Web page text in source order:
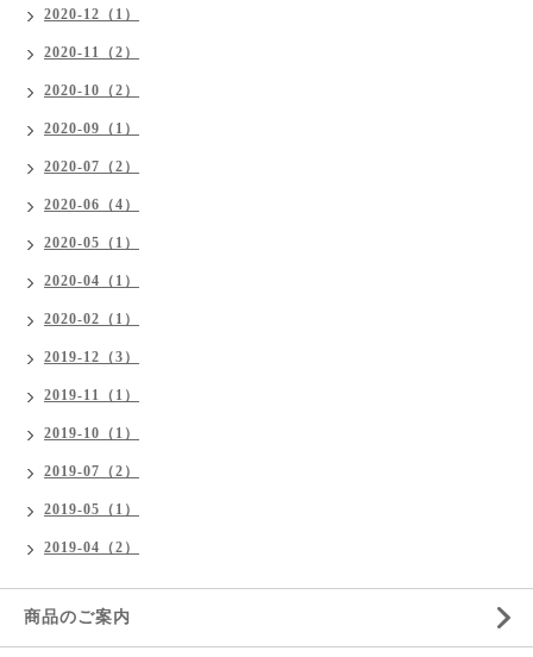
2020-12（1）
2020-11（2）
2020-10（2）
2020-09（1）
2020-07（2）
2020-06（4）
2020-05（1）
2020-04（1）
2020-02（1）
2019-12（3）
2019-11（1）
2019-10（1）
2019-07（2）
2019-05（1）
2019-04（2）
商品のご案内